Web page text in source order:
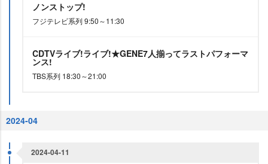
ノンストップ!
フジテレビ系列 9:50～11:30
CDTVライブ!ライブ!★GENE7人揃ってラストパフォーマ
ンス!
TBS系列 18:30～21:00
2024-04
2024-04-11